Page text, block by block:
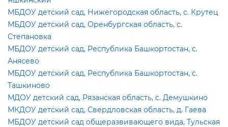
МБДОУ детский сад, Нижегородская область, с. Крутец
МБДОУ детский сад, Оренбургская область, с.
Степановка
МБДОУ детский сад, Республика Башкортостан, с.
Анясево
МБДОУ детский сад, Республика Башкортостан, с.
Ташкиново
МДОУ детский сад, Рязанская область, с. Демушкино
МКДОУ детский сад, Свердловская область, д. Гаева
МБДОУ детский сад общеразвивающего вида, Тульская